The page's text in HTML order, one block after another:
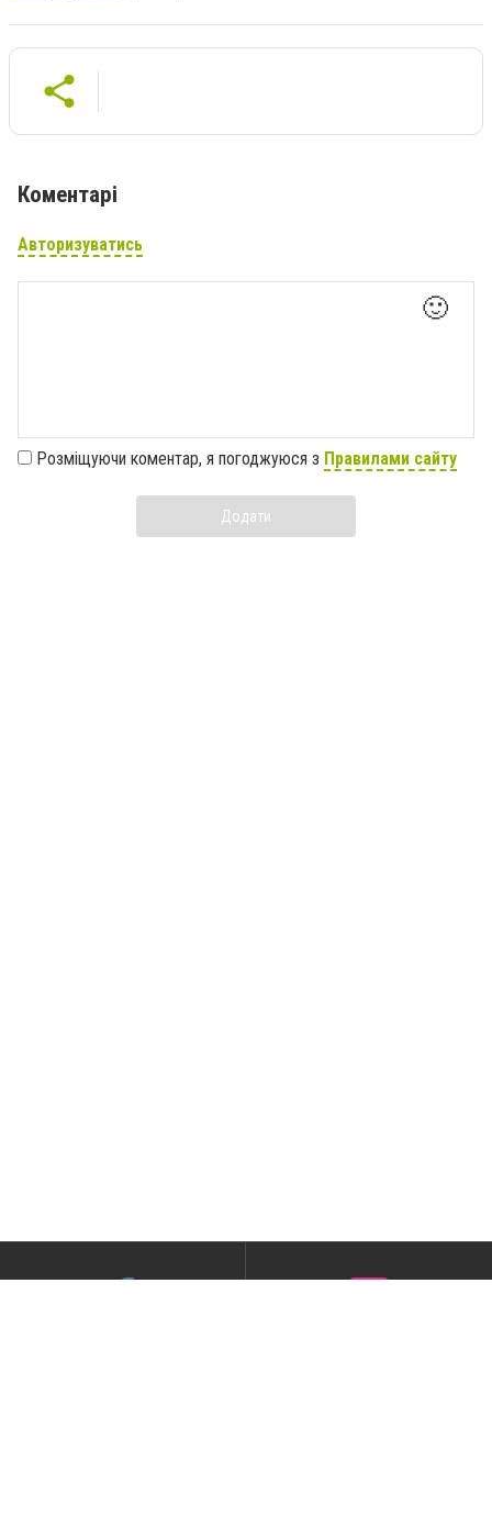
Коментарі
Авторизуватись
🙂
Розміщуючи коментар, я погоджуюся з Правилами сайту
Додати